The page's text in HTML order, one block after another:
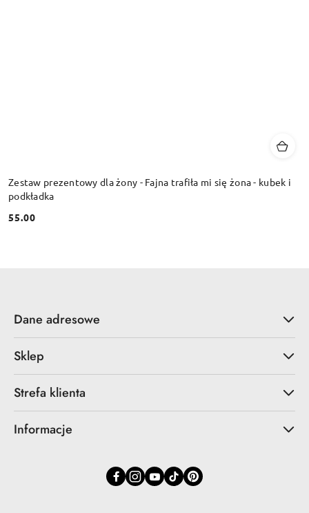
Zestaw prezentowy dla żony - Fajna trafiła mi się żona - kubek i
podkładka
Cena:
55.00
Dane adresowe
Sklep
Strefa klienta
Informacje